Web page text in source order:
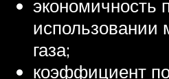
экономичность
использовании
газа;
коэффициент